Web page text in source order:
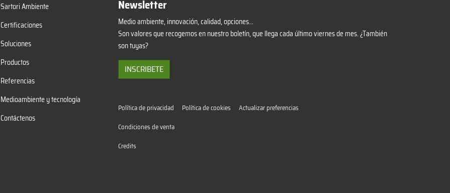
Sartori Ambiente
Certificaciones
Soluciones
Productos
Referencias
Medioambiente y tecnología
Contáctenos
Newsletter
Medio ambiente, innovación, calidad, opciones...
Son valores que recogemos en nuestro boletín, que llega cada último viernes de mes. ¿También
son tuyas?
INSCRIBETE
Política de privacidad Política de cookies
Actualizar preferencias
Condiciones de venta
Credits